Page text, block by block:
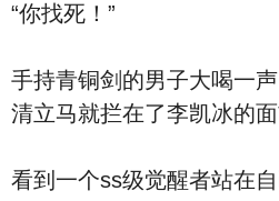
“你找死！”
手持青铜剑的男子大喝一
清立马就拦在了李凯冰的面
看到一个ss级觉醒者站在